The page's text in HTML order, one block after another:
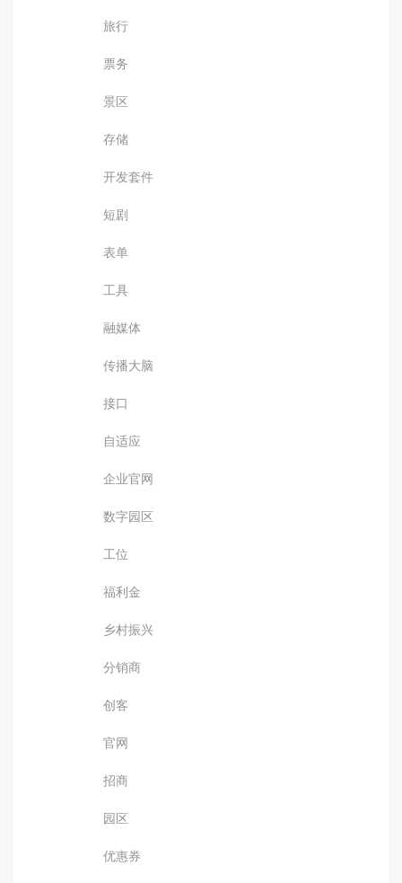
旅行
票务
景区
存储
开发套件
短剧
表单
工具
融媒体
传播大脑
接口
自适应
企业官网
数字园区
工位
福利金
乡村振兴
分销商
创客
官网
招商
园区
优惠券